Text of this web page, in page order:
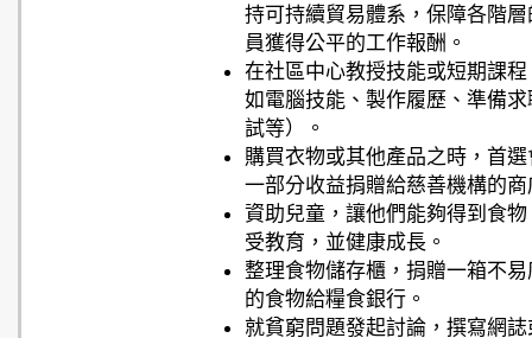
持可持續貿易體系，保障各階層
員獲得公平的工作報酬。
在社區中心教授技能或短期課程
如電腦技能、製作履歷、準備求
試等）。
購買衣物或其他產品之時，首選
一部分收益捐贈給慈善機構的商
資助兒童，讓他們能夠得到食物
受教育，並健康成長。
整理食物儲存櫃，捐贈一箱不易
的食物給糧食銀行。
就貧窮問題發起討論，撰寫網誌